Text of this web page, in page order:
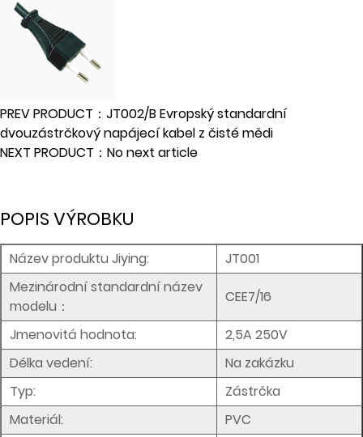
PREV PRODUCT：JT002/B Evropský standardní
dvouzástrčkový napájecí kabel z čisté mědi
NEXT PRODUCT：No next article
POPIS VÝROBKU
Název produktu Jiying:
JT001
Mezinárodní standardní název
modelu：
CEE7/16
Jmenovitá hodnota:
2,5A 250V
Délka vedení:
Na zakázku
Typ:
Zástrčka
Materiál:
PVC